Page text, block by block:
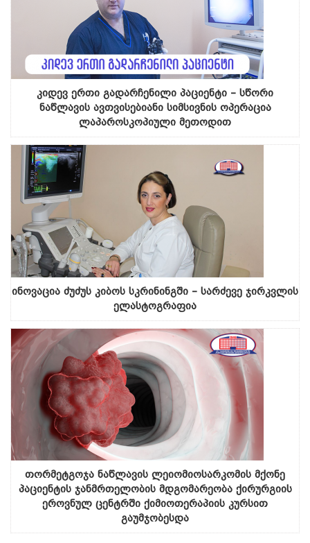
კიდევ ერთი გადარჩენილი პაციენტი – სწორი
ნაწლავის ავთვისებიანი სიმსივნის ოპერაცია
ლაპაროსკოპიული მეთოდით
ინოვაცია ძუძუს კიბოს სკრინინგში – სარძევე ჯირკვლის
ელასტოგრაფია
თორმეტგოჯა ნაწლავის ლეიომიოსარკომის მქონე
პაციენტის ჯანმრთელობის მდგომარეობა ქირურგიის
ეროვნულ ცენტრში ქიმიოთერაპიის კურსით
გაუმჯობესდა